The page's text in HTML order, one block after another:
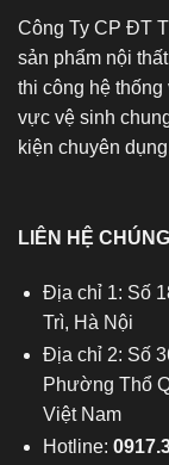
Công Ty CP ĐT
sản phẩm nội
thi công hệ
vực vệ sinh
kiện chuyên
LIÊN HỆ
Địa chỉ 1: Số
Trì, Hà Nội
Địa chỉ 2: Số
Phường Thổ
Việt Nam
Hotline: